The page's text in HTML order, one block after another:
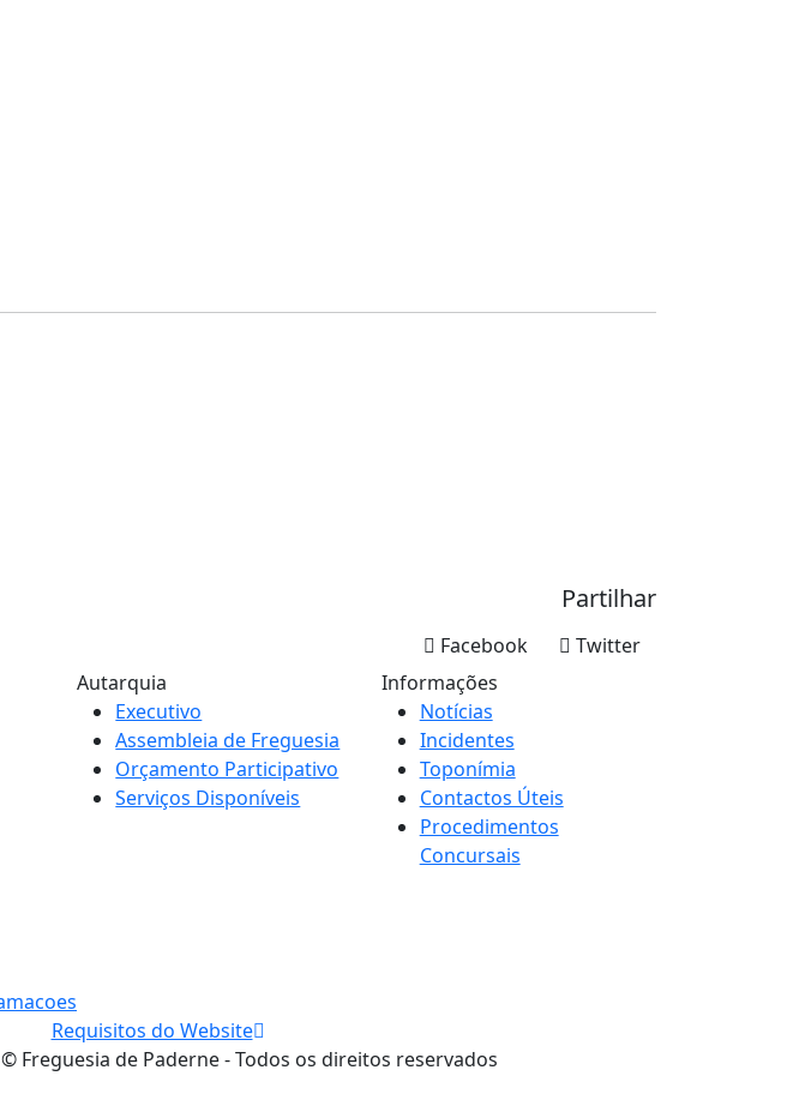
Partilhar
Twitter
Facebook
Autarquia
Executivo
Assembleia de Freguesia
Orçamento Participativo
Serviços Disponíveis
Informações
Notícias
Incidentes
Toponímia
Contactos Úteis
Procedimentos
Concursais
Requisitos do Website
© Freguesia de Paderne - Todos os direitos reservados